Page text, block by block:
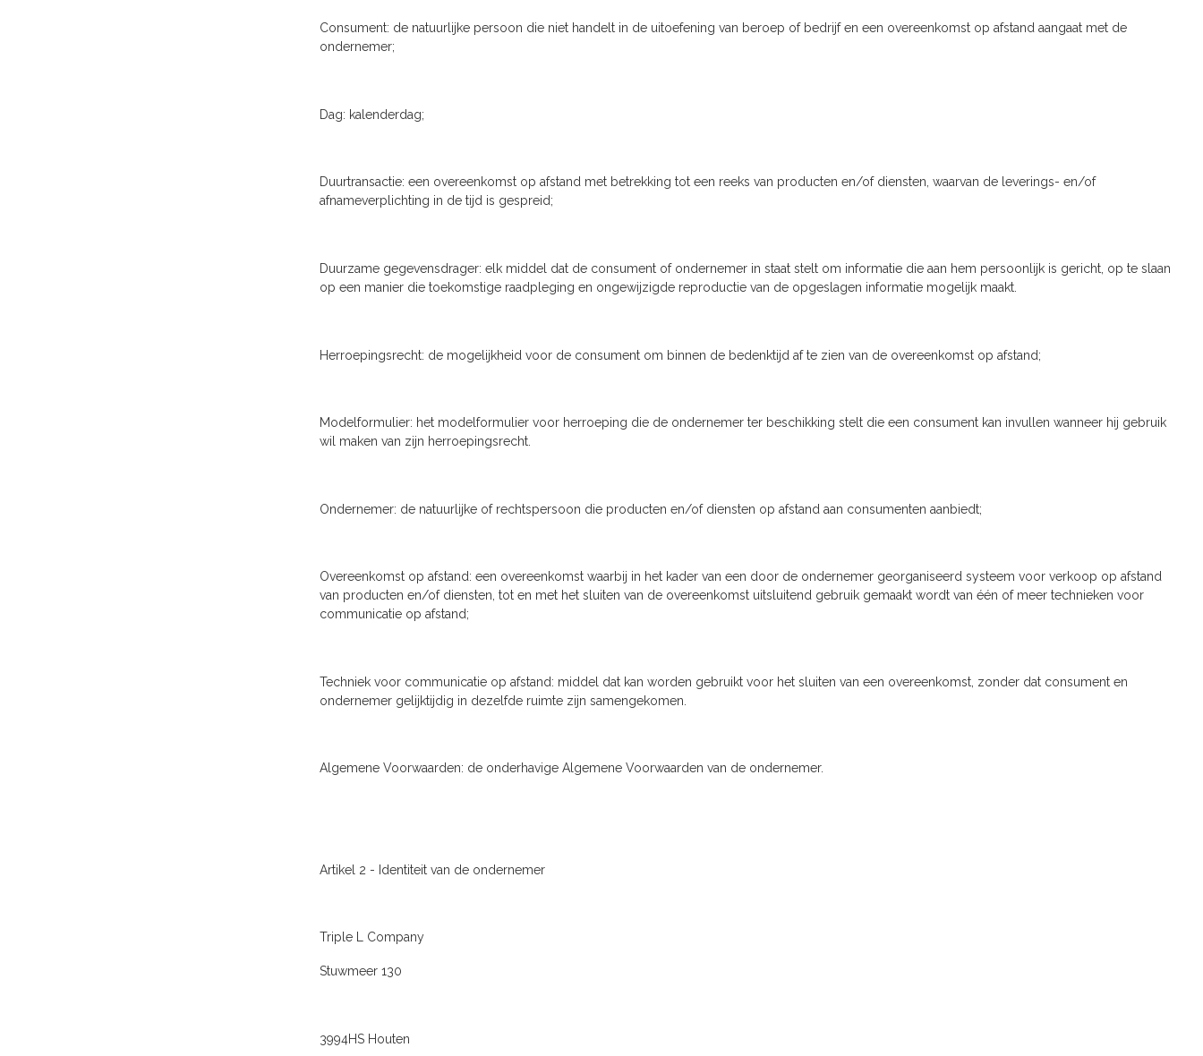
Consument: de natuurlijke persoon die niet handelt in de uitoefening van beroep of bedrijf en een overeenkomst op afstand aangaat met de
ondernemer;
Dag: kalenderdag;
Duurtransactie: een overeenkomst op afstand met betrekking tot een reeks van producten en/of diensten, waarvan de leverings- en/of
afnameverplichting in de tijd is gespreid;
Duurzame gegevensdrager: elk middel dat de consument of ondernemer in staat stelt om informatie die aan hem persoonlijk is gericht, op te slaan
op een manier die toekomstige raadpleging en ongewijzigde reproductie van de opgeslagen informatie mogelijk maakt.
Herroepingsrecht: de mogelijkheid voor de consument om binnen de bedenktijd af te zien van de overeenkomst op afstand;
Modelformulier: het modelformulier voor herroeping die de ondernemer ter beschikking stelt die een consument kan invullen wanneer hij gebruik
wil maken van zijn herroepingsrecht.
Ondernemer: de natuurlijke of rechtspersoon die producten en/of diensten op afstand aan consumenten aanbiedt;
Overeenkomst op afstand: een overeenkomst waarbij in het kader van een door de ondernemer georganiseerd systeem voor verkoop op afstand
van producten en/of diensten, tot en met het sluiten van de overeenkomst uitsluitend gebruik gemaakt wordt van één of meer technieken voor
communicatie op afstand;
Techniek voor communicatie op afstand: middel dat kan worden gebruikt voor het sluiten van een overeenkomst, zonder dat consument en
ondernemer gelijktijdig in dezelfde ruimte zijn samengekomen.
Algemene Voorwaarden: de onderhavige Algemene Voorwaarden van de ondernemer.
Artikel 2 - Identiteit van de ondernemer
Triple L Company
Stuwmeer 130
3994HS Houten